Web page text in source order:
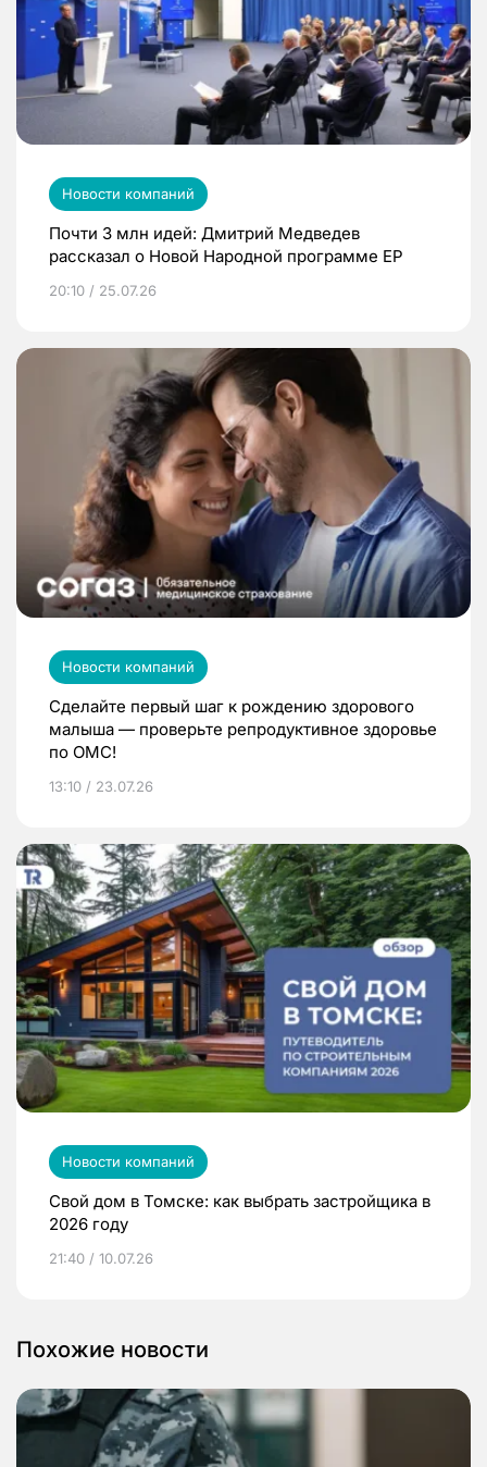
Новости компаний
Почти 3 млн идей: Дмитрий Медведев
рассказал о Новой Народной программе ЕР
20:10 / 25.07.26
Новости компаний
Сделайте первый шаг к рождению здорового
малыша — проверьте репродуктивное здоровье
по ОМС!
13:10 / 23.07.26
Новости компаний
Свой дом в Томске: как выбрать застройщика в
2026 году
21:40 / 10.07.26
Похожие новости